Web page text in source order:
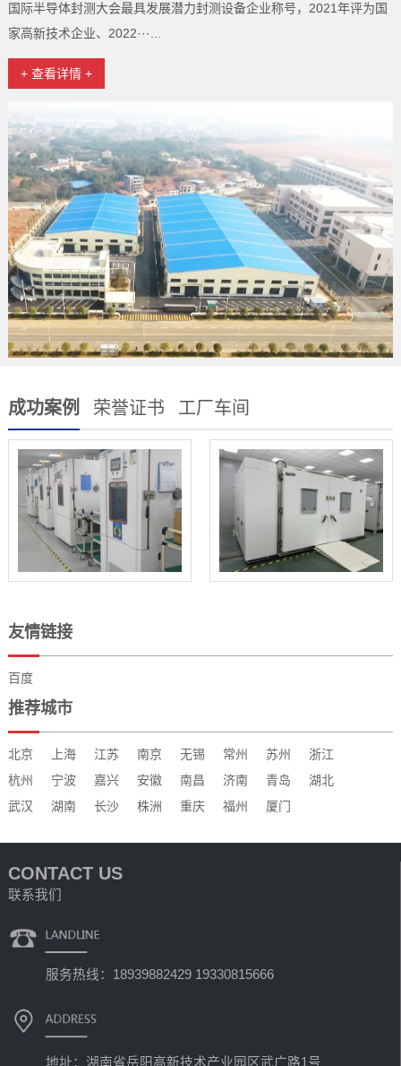
国际半导体封测大会最具发展潜力封测设备企业称号，2021年评为国
家高新技术企业、2022···...
+ 查看详情 +
成功案例 荣誉证书 工厂车间
友情链接
百度
推荐城市
北京 上海 江苏 南京 无锡 常州 苏州
浙江
杭州
宁波 嘉兴 安徽 南昌 济南 青岛
湖北
武汉
湖南 长沙 株洲 重庆 福州 厦门
CONTACT US
联系我们
服务热线：18939882429 19330815666
地址：湖南省岳阳高新技术产业园区武广路1号